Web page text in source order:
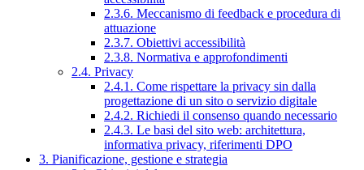
2.3.6. Meccanismo di feedback e procedura di
attuazione
2.3.7. Obiettivi accessibilità
2.3.8. Normativa e approfondimenti
2.4. Privacy
2.4.1. Come rispettare la privacy sin dalla
progettazione di un sito o servizio digitale
2.4.2. Richiedi il consenso quando necessario
2.4.3. Le basi del sito web: architettura,
informativa privacy, riferimenti DPO
3. Pianificazione, gestione e strategia